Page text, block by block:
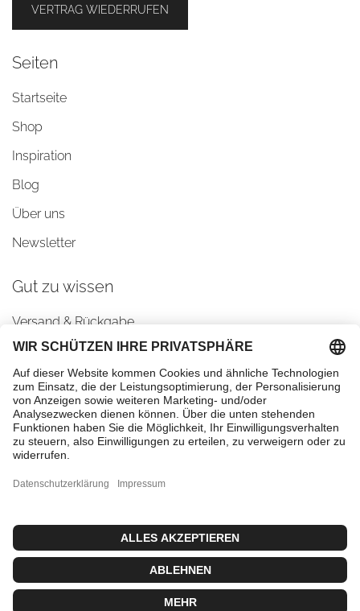
VERTRAG WIEDERRUFEN
Seiten
Startseite
Shop
Inspiration
Blog
Über uns
Newsletter
Gut zu wissen
Versand & Rückgabe
AGBs
Datenschutz
Impressum
Cookie-Einstellungen